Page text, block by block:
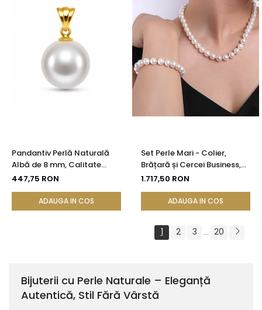
Pandantiv Perlă Naturală
Albă de 8 mm, Calitate
AAA+ și Aur 14K (aur 585) |
447,75 RON
ADAUGA IN COS
Set Perle Mari - Colier,
Brățară și Cercei Business,
Argint 925, Perle Naturale
KASKADDA®
1.717,50 RON
ADAUGA IN COS
1 2 3 ... 20
Bijuterii cu Perle Naturale – Eleganță
Autentică, Stil Fără Vârstă